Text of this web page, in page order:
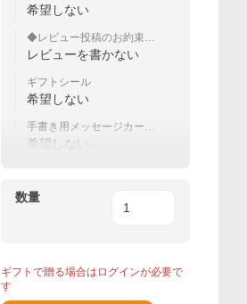
希望しない
◆レビュー投稿のお約束でミ
ンクオイルをプレゼント！
レビューを書かない
ギフトシール
希望しない
手書き用メッセージカード
(白紙)
希望しない
数量
ギフトで贈る場合はログインが必要で
す